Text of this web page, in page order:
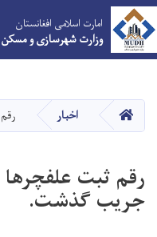
امارت اسلامی افغانستان
وزارت شهرسازی و مسکن
HOME اخبار رقم
جریب گذشت.